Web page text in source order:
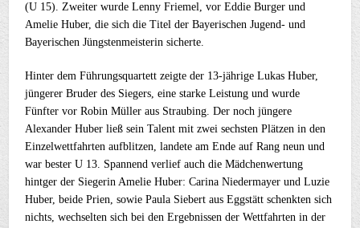
(U 15). Zweiter wurde Lenny Friemel, vor Eddie Burger und
Amelie Huber, die sich die Titel der Bayerischen Jugend- und
Bayerischen Jüngstenmeisterin sicherte.
Hinter dem Führungsquartett zeigte der 13-jährige Lukas Huber,
jüngerer Bruder des Siegers, eine starke Leistung und wurde
Fünfter vor Robin Müller aus Straubing. Der noch jüngere
Alexander Huber ließ sein Talent mit zwei sechsten Plätzen in den
Einzelwettfahrten aufblitzen, landete am Ende auf Rang neun und
war bester U 13. Spannend verlief auch die Mädchenwertung
hintger der Siegerin Amelie Huber: Carina Niedermayer und Luzie
Huber, beide Prien, sowie Paula Siebert aus Eggstätt schenkten sich
nichts, wechselten sich bei den Ergebnissen der Wettfahrten in der